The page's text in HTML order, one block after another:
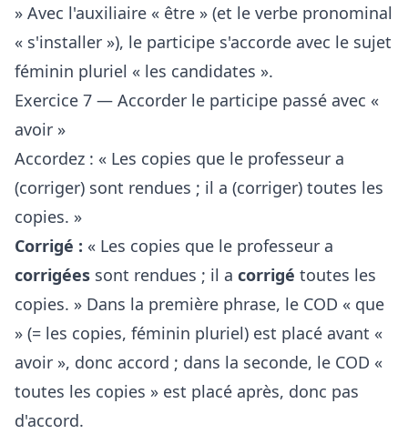
» Avec l'auxiliaire « être » (et le verbe pronominal
« s'installer »), le participe s'accorde avec le sujet
féminin pluriel « les candidates ».
Exercice 7 — Accorder le participe passé avec «
avoir »
Accordez : « Les copies que le professeur a
(corriger) sont rendues ; il a (corriger) toutes les
copies. »
Corrigé : « Les copies que le professeur a
corrigées sont rendues ; il a corrigé toutes les
copies. » Dans la première phrase, le COD « que
» (= les copies, féminin pluriel) est placé avant «
avoir », donc accord ; dans la seconde, le COD «
toutes les copies » est placé après, donc pas
d'accord.